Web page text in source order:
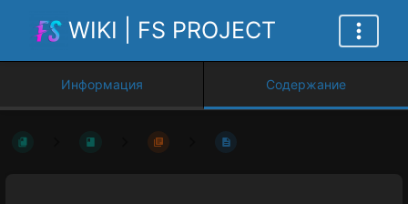
WIKI | FS PROJECT
Информация Содержание